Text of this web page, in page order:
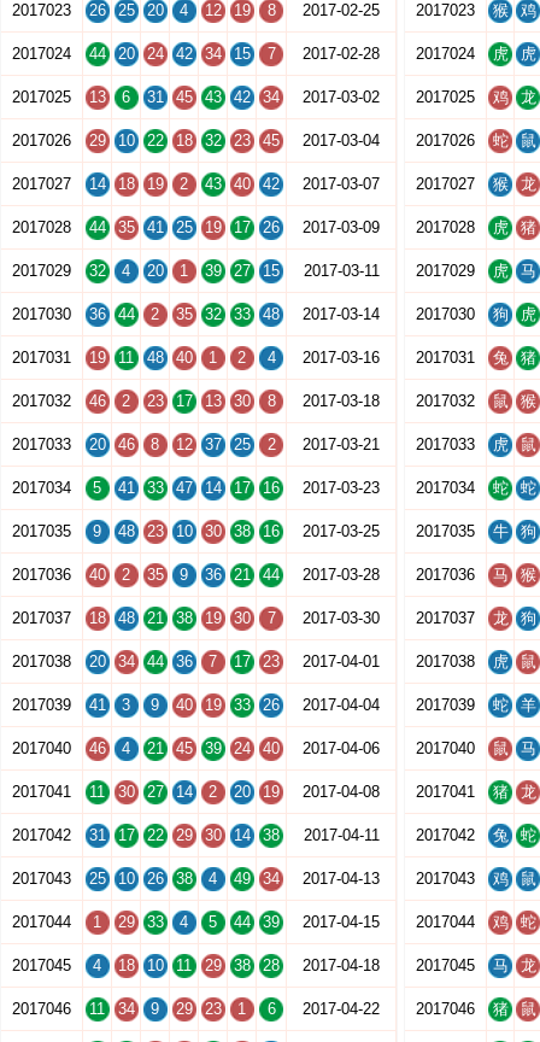
2017023 26 25 20 4 12 19 8 2017-02-25
2017024 44 20 24 42 34 15 7 2017-02-28
2017025 13 6 31 45 43 42 34 2017-03-02
2017026 29 10 22 18 32 23 45 2017-03-04
2017027 14 18 19 2 43 40 42 2017-03-07
2017028 44 35 41 25 19 17 26 2017-03-09
2017029 32 4 20 1 39 27 15 2017-03-11
2017030 36 44 2 35 32 33 48 2017-03-14
2017031 19 11 48 40 1 2 4 2017-03-16
2017032 46 2 23 17 13 30 8 2017-03-18
2017033 20 46 8 12 37 25 2 2017-03-21
2017034 5 41 33 47 14 17 16 2017-03-23
2017035 9 48 23 10 30 38 16 2017-03-25
2017036 40 2 35 9 36 21 44 2017-03-28
2017037 18 48 21 38 19 30 7 2017-03-30
2017038 20 34 44 36 7 17 23 2017-04-01
2017039 41 3 9 40 19 33 26 2017-04-04
2017040 46 4 21 45 39 24 40 2017-04-06
2017041 11 30 27 14 2 20 19 2017-04-08
2017042 31 17 22 29 30 14 38 2017-04-11
2017043 25 10 26 38 4 49 34 2017-04-13
2017044 1 29 33 4 5 44 39 2017-04-15
2017045 4 18 10 11 29 38 28 2017-04-18
2017046 11 34 9 29 23 1 6 2017-04-22
2017023 猴 鸡
2017024 虎 虎
2017025 鸡 龙
2017026 蛇 鼠
2017027 猴 龙
2017028 虎 猪
2017029 虎 马
2017030 狗 虎
2017031 兔 猪
2017032 鼠 猴
2017033 虎 鼠
2017034 蛇 蛇
2017035 牛 狗
2017036 马 猴
2017037 龙 狗
2017038 虎 鼠
2017039 蛇 羊
2017040 鼠 马
2017041 猪 龙
2017042 兔 蛇
2017043 鸡 鼠
2017044 鸡 蛇
2017045 马 龙
2017046 猪 鼠